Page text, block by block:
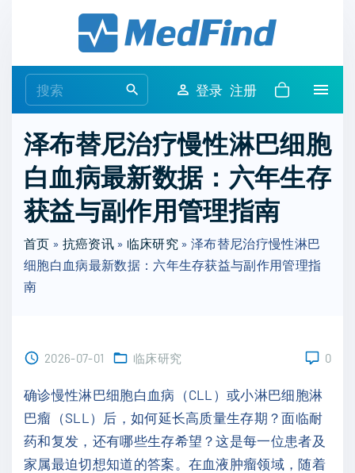
e
r
c
h
f
r
登录 注册
泽布替尼治疗慢性淋巴细胞
白血病最新数据：六年生存
获益与副作用管理指南
首页 » 抗癌资讯» 临床研究 »泽布替尼治疗慢性淋巴
细胞白血病最新数据：六年生存获益与副作用管理指
南
2026-07-01 临床研究 0
确诊慢性淋巴细胞白血病（CLL）或小淋巴细胞淋
巴瘤（SLL）后，如何延长高质量生存期？面临耐
药和复发，还有哪些生存希望？这是每一位患者及
家属最迫切想知道的答案。在血液肿瘤领域，随着